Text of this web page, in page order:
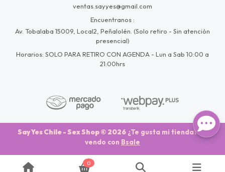
ventas.sayyes@gmail.com
Encuentranos
Av. Tobalaba 15009, Local2, Peñalolén. (Solo retiro - Sin atención
presencial)
Horarios: SOLO PARA RETIRO CON AGENDA - Lun a Sab 10:00 a
21:00hrs
Say Yes Chile - Sex Shop © 2026 ¿Te gusta mi tienda? Yo
vendo con Bsale
0